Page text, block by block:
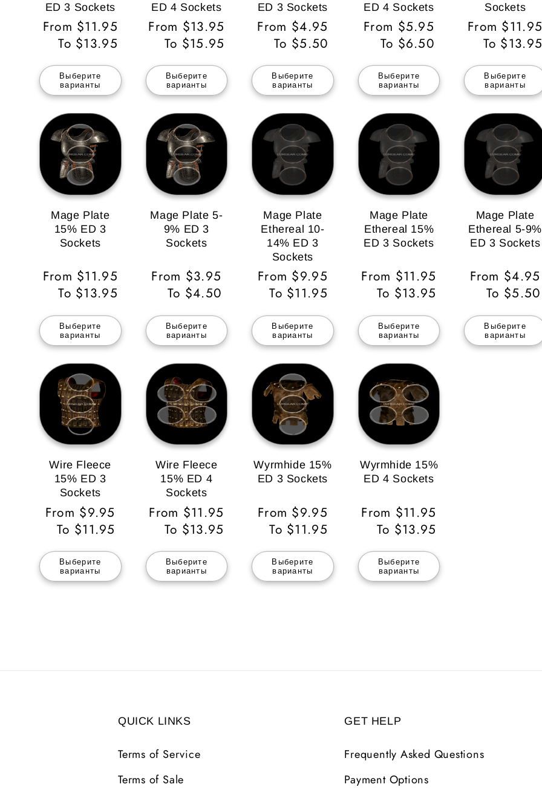
ED 3 Sockets
Обычная
цена
From $11.95
To $13.95
Выберите
варианты
ED 4 Sockets
Обычная
цена
From $13.95
To $15.95
Выберите
варианты
ED 3 Sockets
Обычная
цена
From $4.95
To $5.50
Выберите
варианты
ED 4 Sockets
Обычная
цена
From $5.95
To $6.50
Выберите
варианты
Sockets
Обычная
цена
From $11.95
To $13.95
Выберите
варианты
Mage Plate
15% ED 3
Sockets
Обычная
цена
From $11.95
To $13.95
Выберите
варианты
Mage Plate 5-
9% ED 3
Sockets
Обычная
цена
From $3.95
To $4.50
Выберите
варианты
Mage Plate
Ethereal 10-
14% ED 3
Sockets
Обычная
цена
From $9.95
To $11.95
Выберите
варианты
Mage Plate
Ethereal 15%
ED 3 Sockets
Обычная
цена
From $11.95
To $13.95
Выберите
варианты
Mage Plate
Ethereal 5-9%
ED 3 Sockets
Обычная
цена
From $4.95
To $5.50
Выберите
варианты
Wire Fleece
15% ED 3
Sockets
Обычная
цена
From $9.95
To $11.95
Выберите
варианты
Wire Fleece
15% ED 4
Sockets
Обычная
цена
From $11.95
To $13.95
Выберите
варианты
Wyrmhide 15%
ED 3 Sockets
Обычная
цена
From $9.95
To $11.95
Выберите
варианты
Wyrmhide 15%
ED 4 Sockets
Обычная
цена
From $11.95
To $13.95
Выберите
варианты
QUICK LINKS
Terms of Service
Terms of Sale
GET HELP
Frequently Asked Questions
Payment Options